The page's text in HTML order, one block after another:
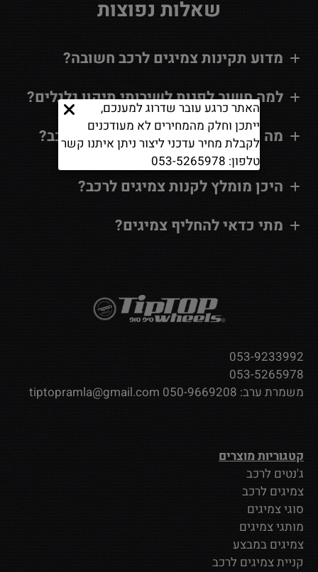
שאלות נפוצות
מדוע תקינות צמיגים לרכב חשובה?
למה חשוב לפנות לשירותי תיקון גלגלים?
מה כדאי לדעת על קניית צמיגים לרכב?
היכן מומלץ לקנות צמיגים לרכב?
מתי כדאי להחליף צמיגים?
053-9233992
053-5265978
משמרת ערב: 050-9669208
tiptopramla@gmail.com
קטגוריות מוצרים
ג'נטים לרכב
צמיגים לרכב
סוגי צמיגים
מותגי צמיגים
צמיגים במבצע
קניית צמיגים לרכב
האתר כרגע עובר שדרוג למענכם,
ייתכן וחלק מהמחירים לא מעודכנים
לקבלת מחיר עדכני ליצור ניתן איתנו קשר
טלפון: 053-5265978